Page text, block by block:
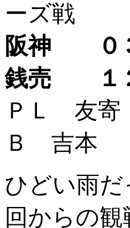
ーズ戦
阪神
銭売 １
ＰＬ 友
Ｂ 吉本
ひどい雨
回からの